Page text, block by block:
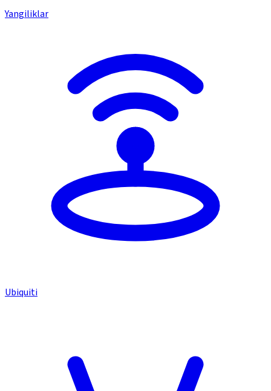
Yangiliklar
Ubiquiti